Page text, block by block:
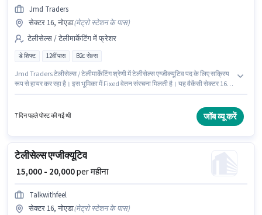
Jmd Traders
सेक्टर 16, नोएडा(मेट्रो स्टेशन के पास)
टेलीसेल्स / टेलीमार्केटिंग में फ्रेशर
डे शिफ्ट 12वीं पास B2c सेल्स
Jmd Traders टेलीसेल्स / टेलीमार्केटिंग श्रेणी में टेलीसेल्स एग्जीक्यूटिव पद के लिए सक्रिय
रूप से हायर कर रहा है। इस भूमिका में Fixed वेतन संरचना मिलती है। यह वैकेंसी सेक्टर 16,
फ्रेशर के लिए उपयुक्त है। आप प्रति माह ₹15500 तक कमा सकते हैं।
7 दिन पहले पोस्ट की गई थी जॉब व्यू करें
टेलीसेल्स एग्जीक्यूटिव
₹ 15,000 - 20,000per महीना
Talkwithfeel
सेक्टर 16, नोएडा(मेट्रो स्टेशन के पास)